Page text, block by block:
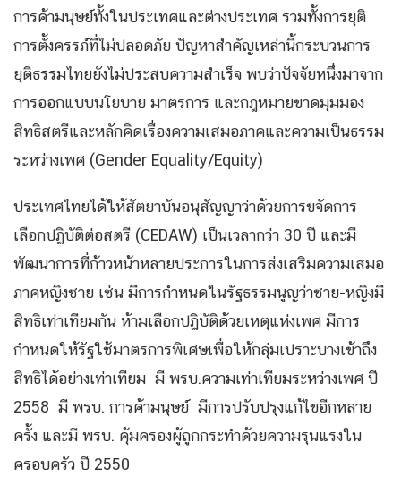
การค้ามนุษย์ทั้งในประเทศและต่างประเทศ รวมทั้งการยุติ
การตั้งครรภ์ที่ไม่ปลอดภัย ปัญหาสำคัญเหล่านี้กระบวนการ
ยุติธรรมไทยยังไม่ประสบความสำเร็จ พบว่าปัจจัยหนึ่งมาจาก
การออกแบบนโยบาย มาตรการ และกฎหมายขาดมุมมอง
สิทธิสตรีและหลักคิดเรื่องความเสมอภาคและความเป็นธรรม
ระหว่างเพศ (Gender Equality/Equity)
ประเทศไทยได้ให้สัตยาบันอนุสัญญาว่าด้วยการขจัดการ
เลือกปฏิบัติต่อสตรี (CEDAW) เป็นเวลากว่า 30 ปี และมี
พัฒนาการที่ก้าวหน้าหลายประการในการส่งเสริมความเสมอ
ภาคหญิงชาย เช่น มีการกำหนดในรัฐธรรมนูญว่าชาย-หญิงมี
สิทธิเท่าเทียมกัน ห้ามเลือกปฏิบัติด้วยเหตุแห่งเพศ มีการ
กำหนดให้รัฐใช้มาตรการพิเศษเพื่อให้กลุ่มเปราะบางเข้าถึง
สิทธิได้อย่างเท่าเทียม มี พรบ.ความเท่าเทียมระหว่างเพศ ปี
2558 มี พรบ. การค้ามนุษย์ มีการปรับปรุงแก้ไขอีกหลาย
ครั้ง และมี พรบ. คุ้มครองผู้ถูกกระทำด้วยความรุนแรงใน
ครอบครัว ปี 2550